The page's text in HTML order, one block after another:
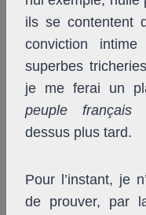
ils se contentent
conviction
superbes
je me ferai un
peuple français
dessus plus tard.
Pour l’instant, je
de prouver, par